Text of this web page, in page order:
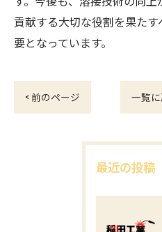
貢献する大切な役割を果た
要となっています。
< 前のページ 一覧
最近の投稿